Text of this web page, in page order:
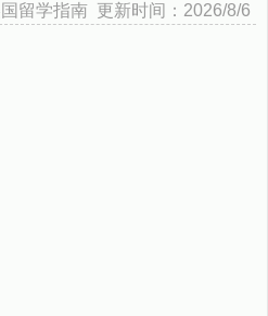
留学指南 更新时间：2026/8/6